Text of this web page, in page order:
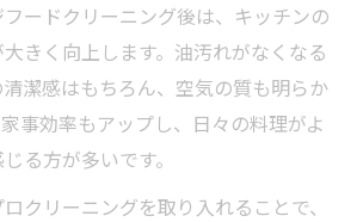
ードクリーニング後は、キッチンの
きく向上します。油汚れがなくなる
潔感はもちろん、空気の質も明らか
事効率もアップし、日々の料理がよ
る方が多いです。
クリーニングを取り入れることで、